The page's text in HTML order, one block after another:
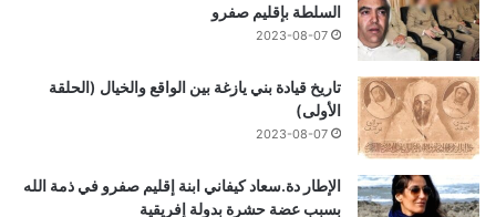
السلطة بإقليم صفرو
2023-08-07
تاريخ قيادة بني يازغة بين الواقع والخيال (الحلقة
الأولى)
2023-08-07
الإطار دة.سعاد كيفاني ابنة إقليم صفرو في ذمة الله
بسبب عضة حشرة بدولة إفريقية